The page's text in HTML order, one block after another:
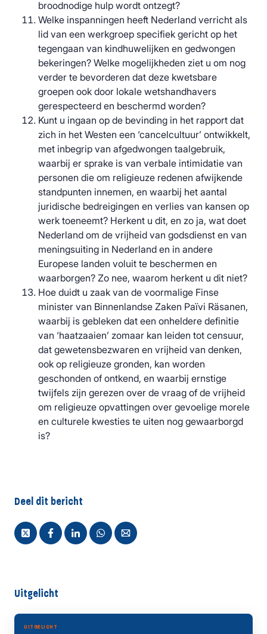
broodnodige hulp wordt ontzegt?
Welke inspanningen heeft Nederland verricht als
lid van een werkgroep specifiek gericht op het
tegengaan van kindhuwelijken en gedwongen
bekeringen? Welke mogelijkheden ziet u om nog
verder te bevorderen dat deze kwetsbare
groepen ook door lokale wetshandhavers
gerespecteerd en beschermd worden?
Kunt u ingaan op de bevinding in het rapport dat
zich in het Westen een ‘cancelcultuur’ ontwikkelt,
met inbegrip van afgedwongen taalgebruik,
waarbij er sprake is van verbale intimidatie van
personen die om religieuze redenen afwijkende
standpunten innemen, en waarbij het aantal
juridische bedreigingen en verlies van kansen op
werk toeneemt? Herkent u dit, en zo ja, wat doet
Nederland om de vrijheid van godsdienst en van
meningsuiting in Nederland en in andere
Europese landen voluit te beschermen en
waarborgen? Zo nee, waarom herkent u dit niet?
Hoe duidt u zaak van de voormalige Finse
minister van Binnenlandse Zaken Païvi Räsanen,
waarbij is gebleken dat een onheldere definitie
van ‘haatzaaien’ zomaar kan leiden tot censuur,
dat gewetensbezwaren en vrijheid van denken,
ook op religieuze gronden, kan worden
geschonden of ontkend, en waarbij ernstige
twijfels zijn gerezen over de vraag of de vrijheid
om religieuze opvattingen over gevoelige morele
en culturele kwesties te uiten nog gewaarborgd
is?
Deel dit bericht
Uitgelicht
UITGELICHT